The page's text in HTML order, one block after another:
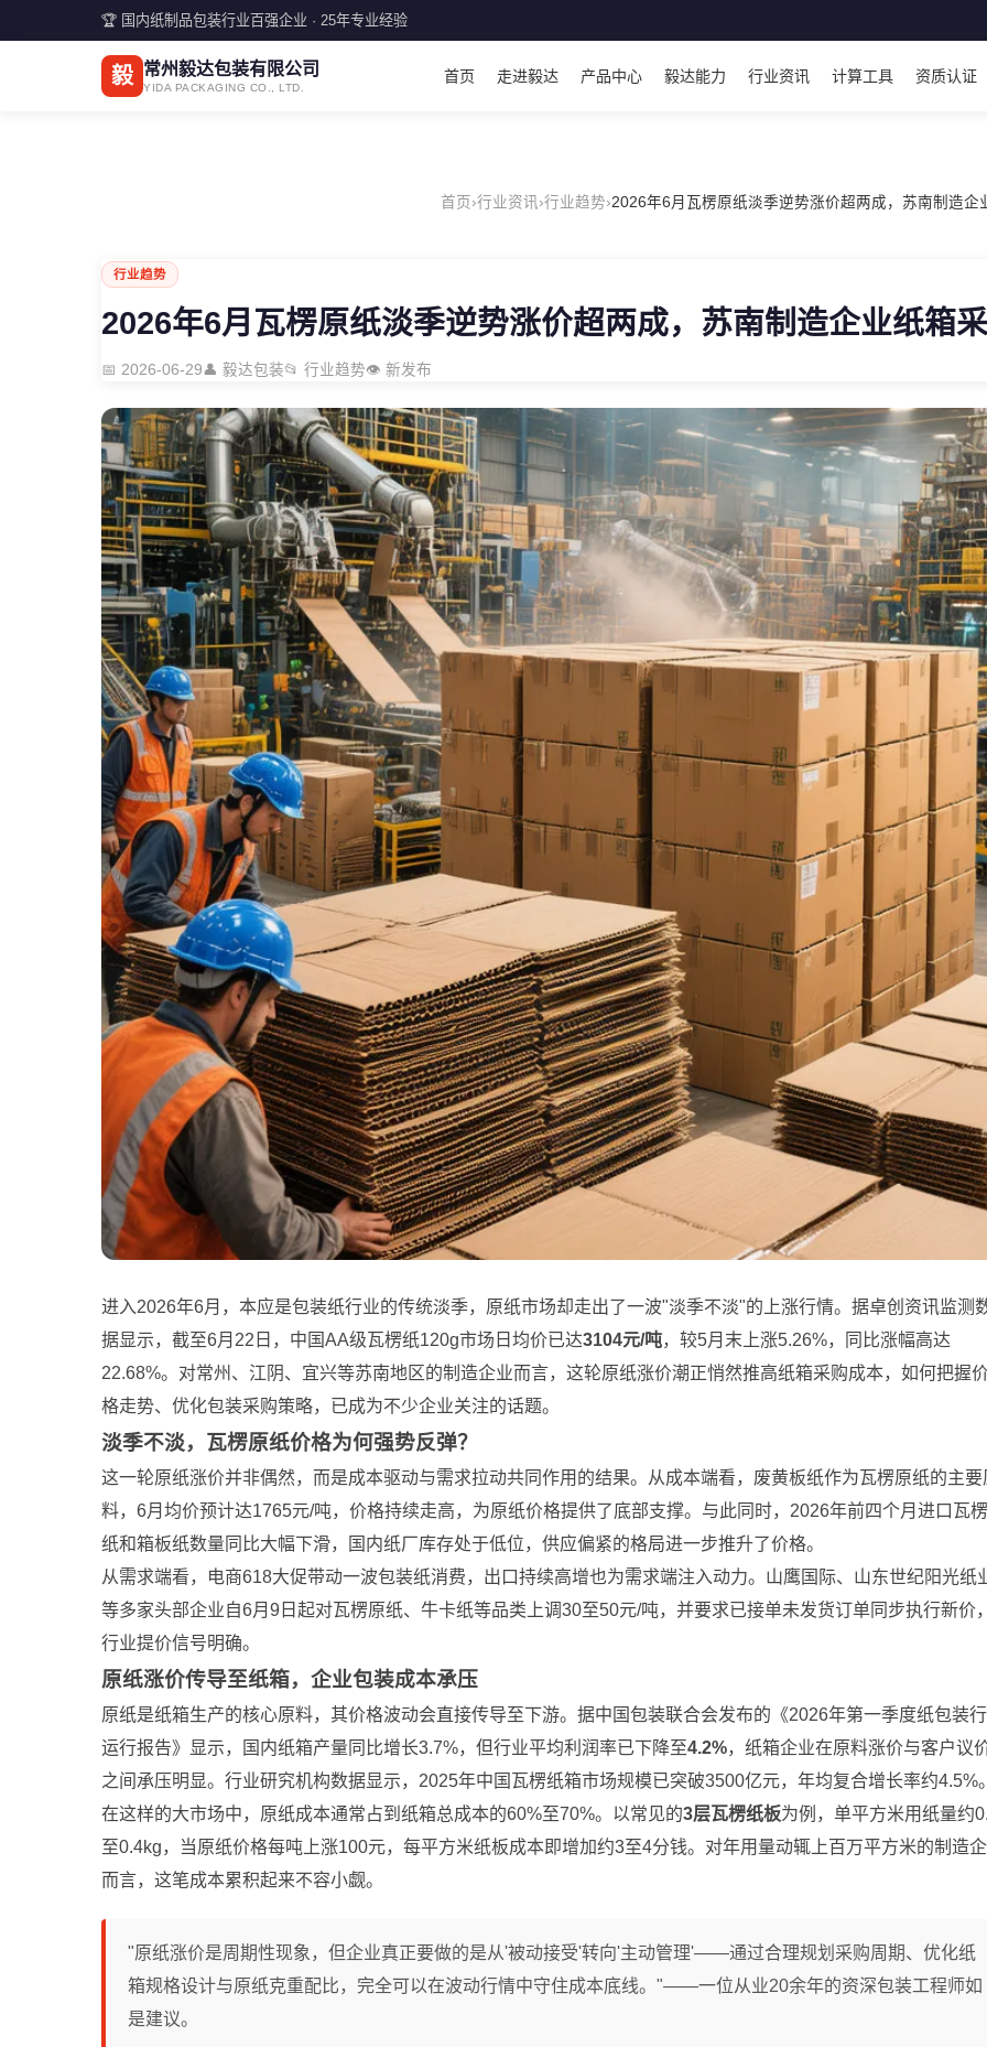
🏆 国内纸制品包装行业百强企业 · 25年专业经验
毅 常州毅达包装有限公司
YIDA PACKAGING CO., LTD.
首页 走进毅达 产品中心 毅达能力 行业资讯 计算工具 资质认证
首页›行业资讯 ›行业趋势›2026年6月瓦楞原纸淡季逆势涨价超两成，苏南制造企
行业趋势
2026年6月瓦楞原纸淡季逆势涨价超两成，苏南制造企业纸箱采
📅 2026-06-29👤 毅达包装📂 行业趋势👁️ 新发布
进入2026年6月，本应是包装纸行业的传统淡季，原纸市场却走出了一波"淡季不淡"的上涨行情。据卓创资讯监测
据显示，截至6月22日，中国AA级瓦楞纸120g市场日均价已达3104元/吨，较5月末上涨5.26%，同比涨幅高达
22.68%。对常州、江阴、宜兴等苏南地区的制造企业而言，这轮原纸涨价潮正悄然推高纸箱采购成本，如何把握
格走势、优化包装采购策略，已成为不少企业关注的话题。
淡季不淡，瓦楞原纸价格为何强势反弹？
这一轮原纸涨价并非偶然，而是成本驱动与需求拉动共同作用的结果。从成本端看，废黄板纸作为瓦楞原纸的主要
料，6月均价预计达1765元/吨，价格持续走高，为原纸价格提供了底部支撑。与此同时，2026年前四个月进口瓦楞
纸和箱板纸数量同比大幅下滑，国内纸厂库存处于低位，供应偏紧的格局进一步推升了价格。
从需求端看，电商618大促带动一波包装纸消费，出口持续高增也为需求端注入动力。山鹰国际、山东世纪阳光纸
等多家头部企业自6月9日起对瓦楞原纸、牛卡纸等品类上调30至50元/吨，并要求已接单未发货订单同步执行新价，
行业提价信号明确。
原纸涨价传导至纸箱，企业包装成本承压
原纸是纸箱生产的核心原料，其价格波动会直接传导至下游。据中国包装联合会发布的《2026年第一季度纸包装
运行报告》显示，国内纸箱产量同比增长3.7%，但行业平均利润率已下降至4.2%，纸箱企业在原料涨价与客户议
之间承压明显。行业研究机构数据显示，2025年中国瓦楞纸箱市场规模已突破3500亿元，年均复合增长率约4.5%。
在这样的大市场中，原纸成本通常占到纸箱总成本的60%至70%。以常见的3层瓦楞纸板为例，单平方米用纸量约
至0.4kg，当原纸价格每吨上涨100元，每平方米纸板成本即增加约3至4分钱。对年用量动辄上百万平方米的制造
而言，这笔成本累积起来不容小觑。
"原纸涨价是周期性现象，但企业真正要做的是从'被动接受'转向'主动管理'——通过合理规划采购周期、优化纸
箱规格设计与原纸克重配比，完全可以在波动行情中守住成本底线。"——一位从业20余年的资深包装工程师如
是建议。